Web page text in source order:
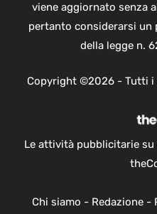
viene aggiornato senza
pertanto considerarsi
della legge n.
Copyright ©2026 - Tutti
Le attività pubblicitarie
Chi siamo - Redazione-